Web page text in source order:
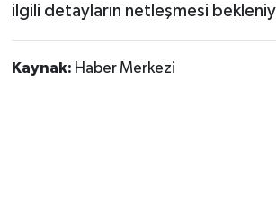
ilgili detayların netleşmesi
Kaynak: Haber Merkezi